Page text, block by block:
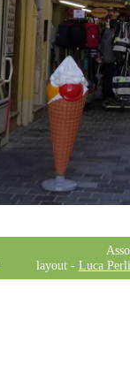
layout - Luca